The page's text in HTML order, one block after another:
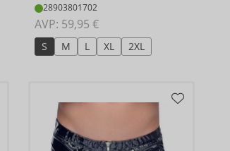
28903801702
AVP: 59,95 €
S M L XL 2XL